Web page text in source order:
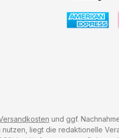
PayPal
und ggf.
liegt die redaktionelle